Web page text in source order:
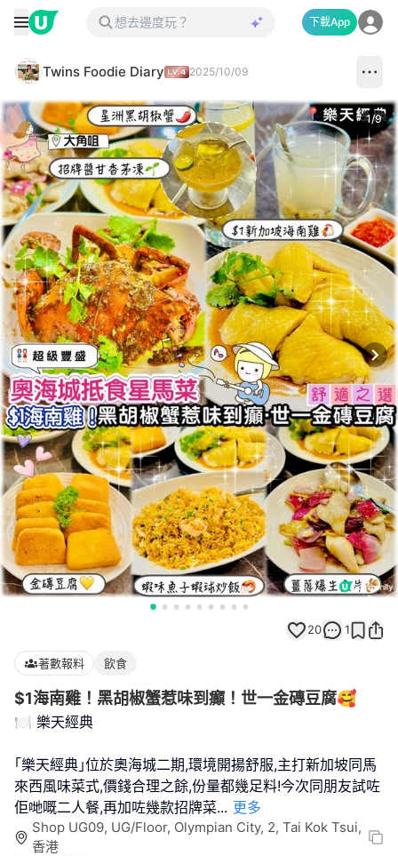
下載App
Twins Foodie Diary 2025/10/09
1/9
20 1
著數報料 飲食
$1海南雞！黑胡椒蟹惹味到癲！世一金磚豆腐🥰
🍽️ 樂天經典
｢樂天經典｣位於奧海城二期,環境開揚舒服,主打新加坡同馬
來西風味菜式,價錢合理之餘,份量都幾足料!今次同朋友試咗
佢哋嘅二人餐,再加咗幾款招牌菜... 更多
Shop UG09, UG/Floor, Olympian City, 2, Tai Kok Tsui,
香港